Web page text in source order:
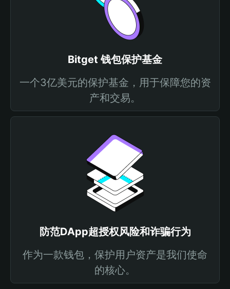
Bitget 钱包保护基金
一个3亿美元的保护基金，用于保障您的资
产和交易。
防范DApp超授权风险和诈骗行为
作为一款钱包，保护用户资产是我们使命
的核心。